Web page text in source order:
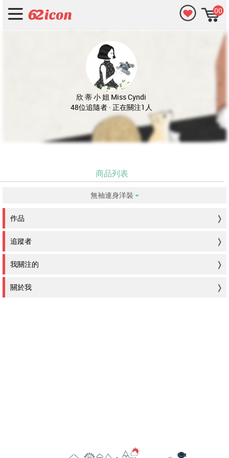
00
欣 蒂 小 姐 Miss Cyndi
48位追隨者 · 正在關注1人
商品列表
無袖連身洋裝
作品
追蹤者
我關注的
關於我